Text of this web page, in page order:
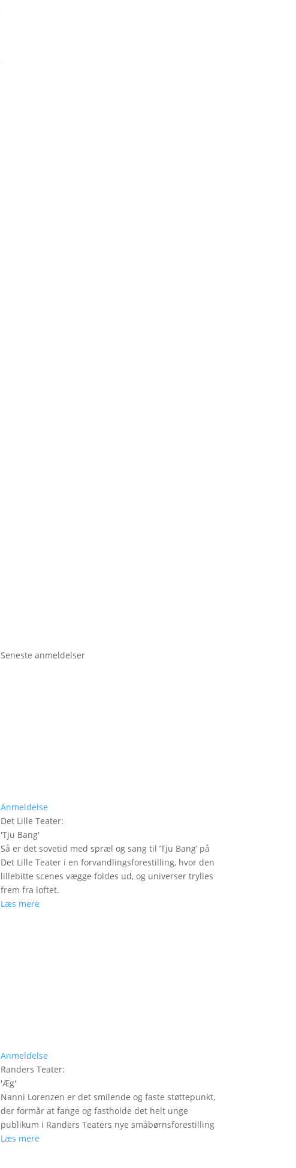
Seneste anmeldelser
Anmeldelse
Det Lille Teater:
'Tju Bang'
Så er det sovetid med spræl og sang til ’Tju Bang’ på
Det Lille Teater i en forvandlingsforestilling, hvor den
lillebitte scenes vægge foldes ud, og universer trylles
frem fra loftet.
Læs mere
Anmeldelse
Randers Teater:
'Æg'
Nanni Lorenzen er det smilende og faste støttepunkt,
der formår at fange og fastholde det helt unge
publikum i Randers Teaters nye småbørnsforestilling
Læs mere